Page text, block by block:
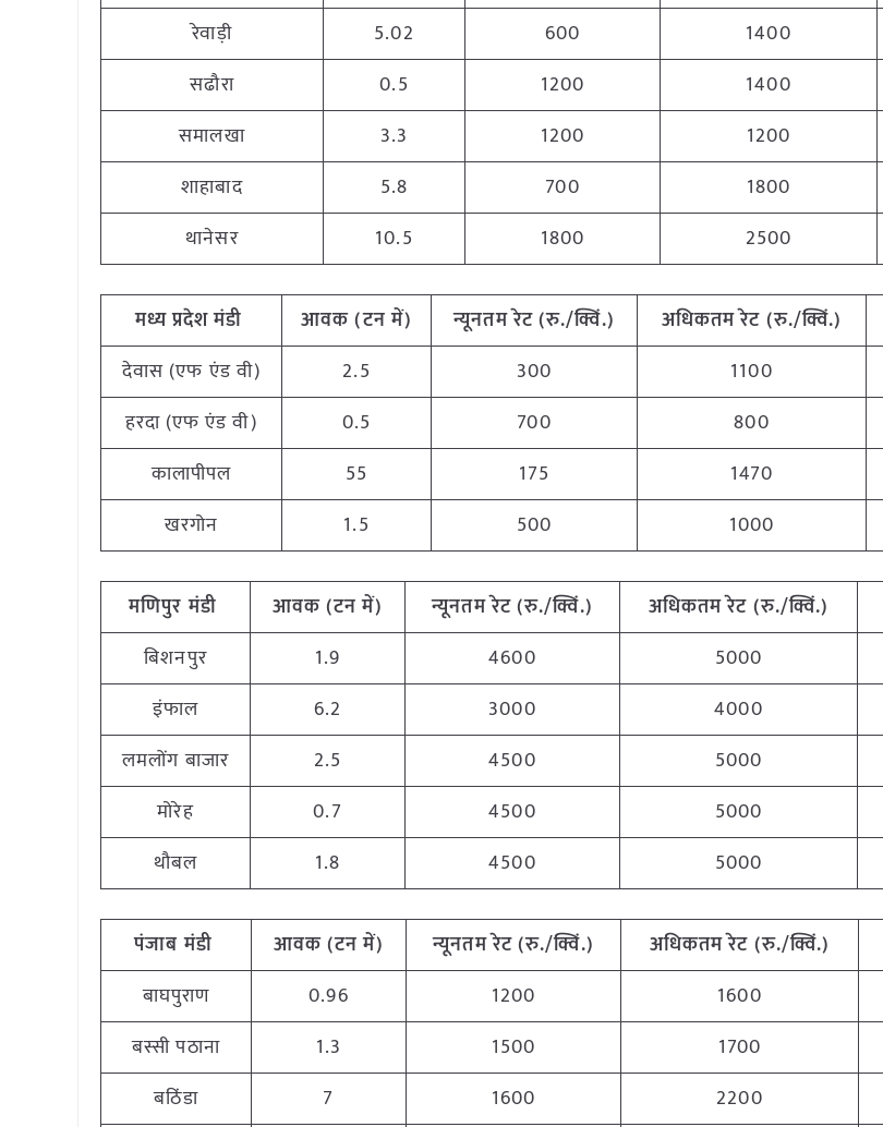
रेवाड़ी
5.02 600 1400
सढौरा
0.5 1200 1400
समालखा
3.3 1200 1200
शाहाबाद
5.8 700 1800
थानेसर
10.5 1800 2500
मध्य प्रदेश मंडी आवक (टन में) न्यूनतम रेट (रु./क्विं.) अधिकतम रेट (रु./क्विं.)
देवास (एफ एंड वी)
2.5 300 1100
हरदा (एफ एंड वी)
0.5 700 800
कालापीपल
55 175 1470
खरगोन
1.5 500 1000
मणिपुर मंडी आवक (टन में) न्यूनतम रेट (रु./क्विं.) अधिकतम रेट (रु./क्विं.)
बिशनपुर
1.9 4600 5000
इंफाल
6.2 3000 4000
लमलोंग बाजार
2.5 4500 5000
मोरेह
0.7 4500 5000
थौबल
1.8 4500 5000
पंजाब मंडी आवक (टन में) न्यूनतम रेट (रु./क्विं.) अधिकतम रेट (रु./क्विं.)
बाघपुराण
0.96 1200 1600
बस्सी पठाना
1.3 1500 1700
बठिंडा
7 1600 2200